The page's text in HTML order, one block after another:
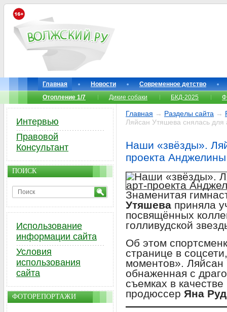
Главная Новости
Современное детство
Отопление 1/7
Дикие собаки БКД-2025
Главная → Разделы сайта →
Ляйсан Утяшева снялась
Наши «звёзды».
проекта
Знаменитая
Утяшева приняла
посвящённых
голливудской
Об этом
странице в
моментов».
обнаженная с
съемках в
продюссер Яна
Интервью
Правовой
Консультант
ПОИСК
Использование
информации сайта
Условия
использования
сайта
ФОТОРЕПОРТАЖИ